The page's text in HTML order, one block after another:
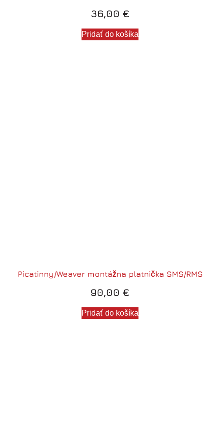
36,00 €
Pridať do košíka
Picatinny/Weaver montážna platnička SMS/RMS
90,00 €
Pridať do košíka